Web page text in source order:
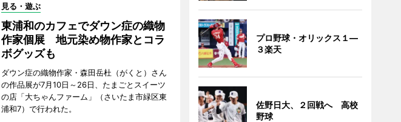
見る・遊ぶ
東浦和のカフェでダウン症の織物
作家個展 地元染め物作家とコラ
ボグッズも
ダウン症の織物作家・森田岳杜（がくと）さん
の作品展が7月10日～26日、たまごとスイーツ
の店「大ちゃんファーム」（さいたま市緑区東
浦和7）で行われた。
プロ野球・オリックス１―
３楽天
佐野日大、２回戦へ 高校
野球